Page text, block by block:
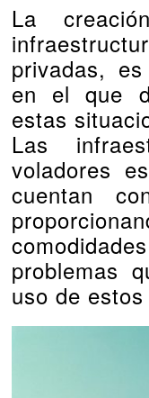
La
privadas,
en el que
estas
Las
voladores
cuentan
problemas
uso de